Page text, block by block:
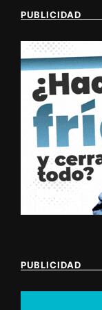
PUBLICIDAD
PUBLICIDAD